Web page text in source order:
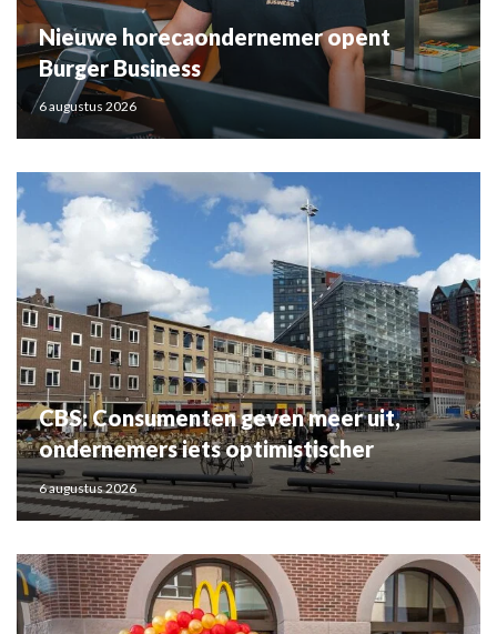
Nieuwe horecaondernemer opent
Burger Business
6 augustus 2026
CBS: Consumenten geven meer uit,
ondernemers iets optimistischer
6 augustus 2026